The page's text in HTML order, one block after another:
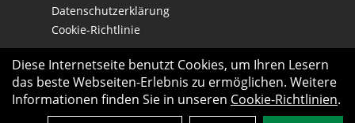
Datenschutzerklärung
Cookie-Richtlinie
Diese Internetseite benutzt Cookies, um Ihren Lesern
das beste Webseiten-Erlebnis zu ermöglichen. Weitere
Informationen finden Sie in unseren Cookie-Richtlinien.